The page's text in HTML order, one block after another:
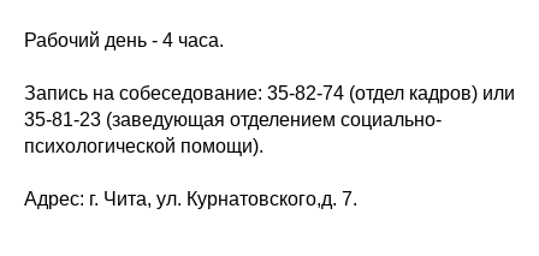
Рабочий день - 4 часа.
Запись на собеседование: 35-82-74 (отдел кадров) или
35-81-23 (заведующая отделением социально-
психологической помощи).
Адрес: г. Чита, ул. Курнатовского,д. 7.